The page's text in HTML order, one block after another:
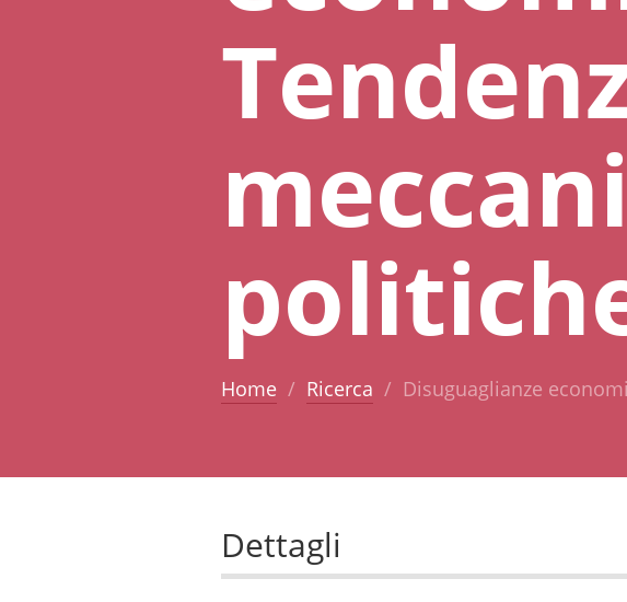
Home Ricerca Disuguaglianze
Dettagli